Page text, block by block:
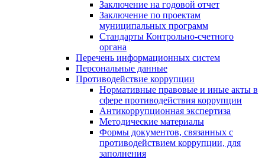
Заключение на годовой отчет
Заключение по проектам
муниципальных программ
Стандарты Контрольно-счетного
органа
Перечень информационных систем
Персональные данные
Противодействие коррупции
Нормативные правовые и иные акты в
сфере противодействия коррупции
Антикоррупционная экспертиза
Методические материалы
Формы документов, связанных с
противодействием коррупции, для
заполнения